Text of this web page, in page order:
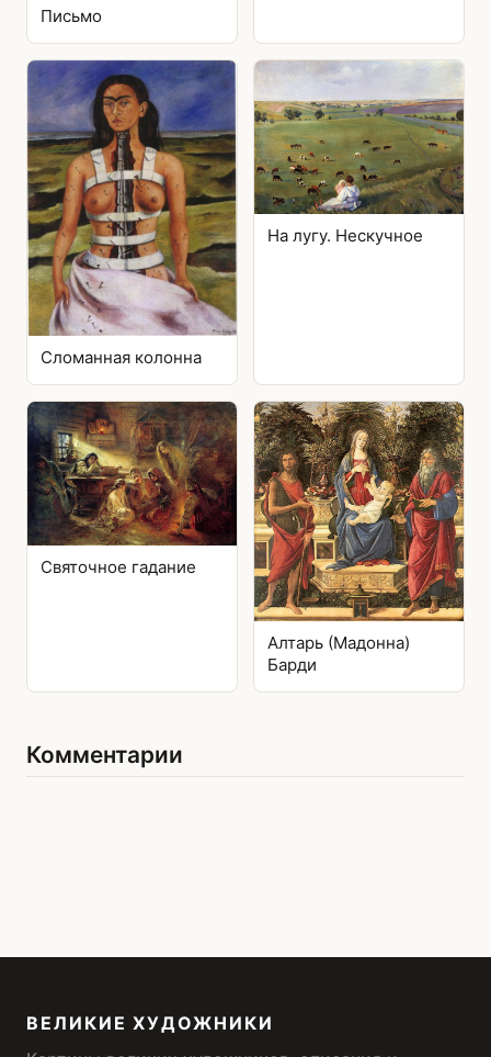
Письмо
Сломанная колонна
На лугу. Нескучное
Святочное гадание
Алтарь (Мадонна)
Барди
Комментарии
ВЕЛИКИЕ ХУДОЖНИКИ